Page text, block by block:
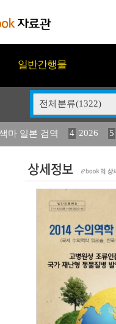
일반간행물
전체분류(1322)
마 일본 검역 4 2026
5
물 도감 13 (2013년도)